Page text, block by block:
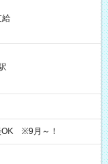
給
※9月～！